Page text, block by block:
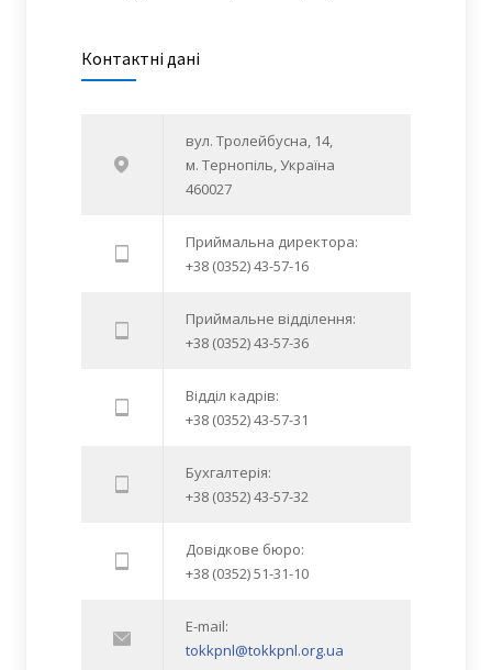
Контактні дані
вул. Тролейбусна, 14,
м. Тернопіль, Україна
460027
Приймальна директора:
+38 (0352) 43-57-16
Приймальне відділення:
+38 (0352) 43-57-36
Відділ кадрів:
+38 (0352) 43-57-31
Бухгалтерія:
+38 (0352) 43-57-32
Довідкове бюро:
+38 (0352) 51-31-10
E-mail:
tokkpnl@tokkpnl.org.ua